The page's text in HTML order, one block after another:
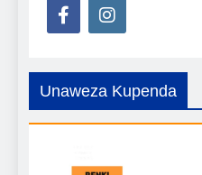
Unaweza Kupenda